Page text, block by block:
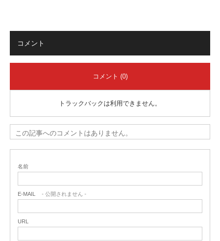
コメント
コメント (0)
トラックバックは利用できません。
この記事へのコメントはありません。
名前
E-MAIL - 公開されません -
URL